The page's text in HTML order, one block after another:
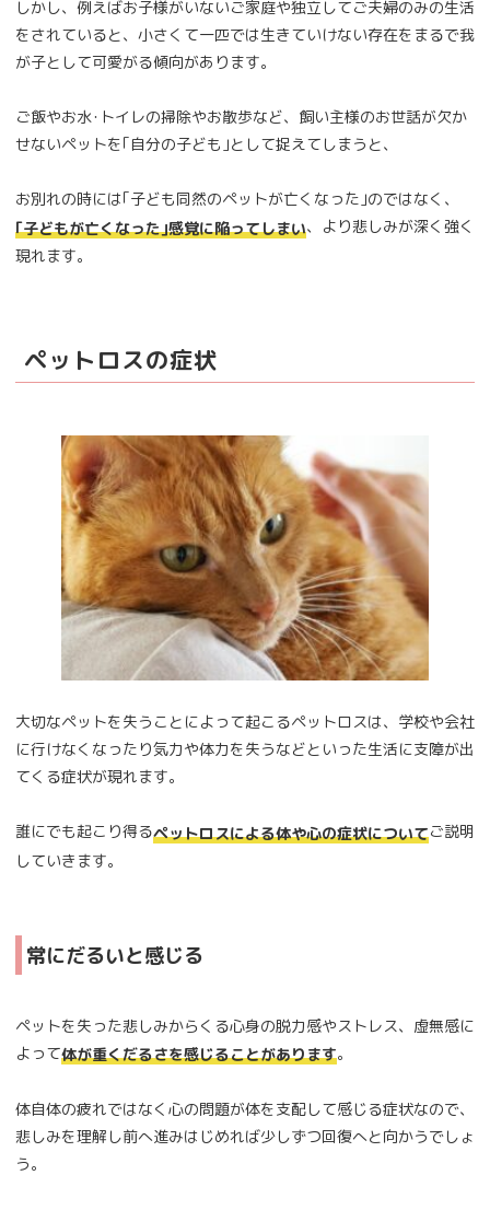
しかし、例えばお子様がいないご家庭や独立してご夫婦のみの生活
をされていると、小さくて一匹では生きていけない存在をまるで我
が子として可愛がる傾向があります。
ご飯やお水･トイレの掃除やお散歩など、飼い主様のお世話が欠か
せないペットを｢自分の子ども｣として捉えてしまうと、
お別れの時には｢子ども同然のペットが亡くなった｣のではなく、
｢子どもが亡くなった｣感覚に陥ってしまい、より悲しみが深く強く
現れます。
ペットロスの症状
大切なペットを失うことによって起こるペットロスは、学校や会社
に行けなくなったり気力や体力を失うなどといった生活に支障が出
てくる症状が現れます。
誰にでも起こり得るペットロスによる体や心の症状についてご説明
していきます。
常にだるいと感じる
ペットを失った悲しみからくる心身の脱力感やストレス、虚無感に
よって体が重くだるさを感じることがあります。
体自体の疲れではなく心の問題が体を支配して感じる症状なので、
悲しみを理解し前へ進みはじめれば少しずつ回復へと向かうでしょ
う。